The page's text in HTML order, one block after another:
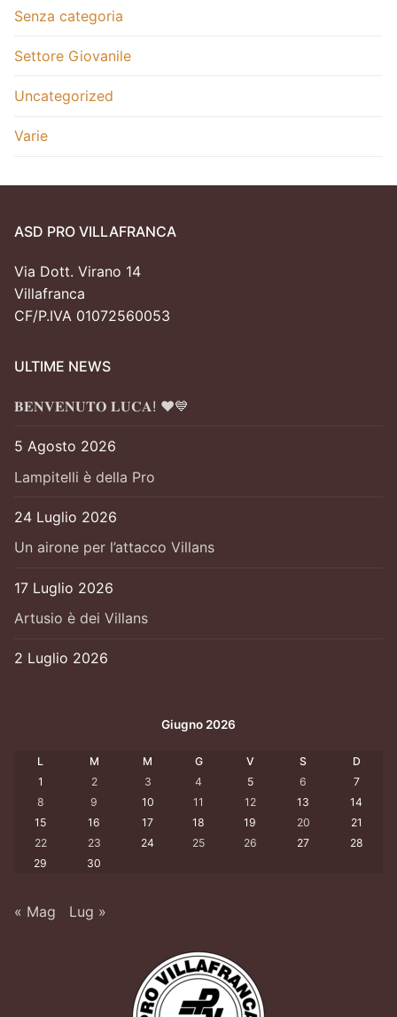
Senza categoria
Settore Giovanile
Uncategorized
Varie
ASD PRO VILLAFRANCA
Via Dott. Virano 14
Villafranca
CF/P.IVA 01072560053
ULTIME NEWS
𝐁𝐄𝐍𝐕𝐄𝐍𝐔𝐓𝐎 𝐋𝐔𝐂𝐀! ❤️💙
5 Agosto 2026
Lampitelli è della Pro
24 Luglio 2026
Un airone per l’attacco Villans
17 Luglio 2026
Artusio è dei Villans
2 Luglio 2026
Giugno 2026
L M M G V S
D
1
2 3 4 5 6
7
8
9 10 11 12 13
14
15
16 17 18 19 20
21
22
23 24 25 26 27
28
29
30
« Mag Lug »